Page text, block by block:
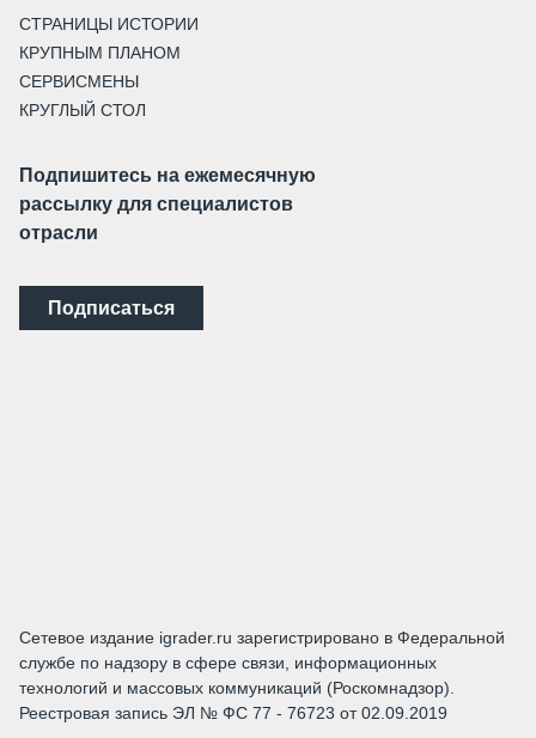
СТРАНИЦЫ ИСТОРИИ
КРУПНЫМ ПЛАНОМ
СЕРВИСМЕНЫ
КРУГЛЫЙ СТОЛ
Подпишитесь на ежемесячную
рассылку для специалистов
отрасли
Подписаться
Сетевое издание igrader.ru зарегистрировано в Федеральной
службе по надзору в сфере связи, информационных
технологий и массовых коммуникаций (Роскомнадзор).
Реестровая запись ЭЛ № ФС 77 - 76723 от 02.09.2019